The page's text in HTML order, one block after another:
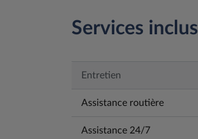
Services inclus
Entretien
Assistance routière
Assistance 24/7